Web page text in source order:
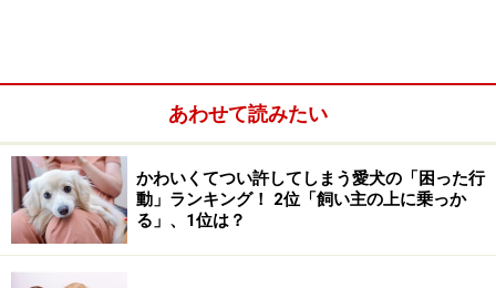
あわせて読みたい
かわいくてつい許してしまう愛犬の「困った行
動」ランキング！ 2位「飼い主の上に乗っか
る」、1位は？